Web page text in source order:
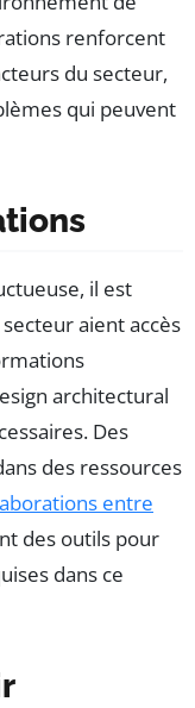
renforcent
du secteur,
qui peuvent
il est
aient accès
architectural
Des
des ressources
entre
des outils pour
dans ce